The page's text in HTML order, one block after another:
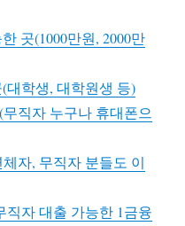
곳(1000만원, 2000만
대학생, 대학원생 등)
직자 누구나 휴대폰으
자, 무직자 분들도 이
직자 대출 가능한 1금융